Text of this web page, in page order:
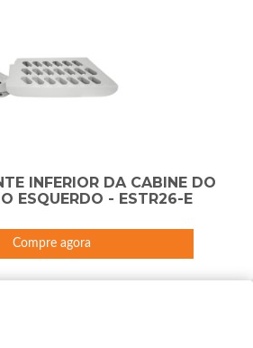
INFERIOR DA CABINE DO
ESQUERDO - ESTR26-E
Compre agora